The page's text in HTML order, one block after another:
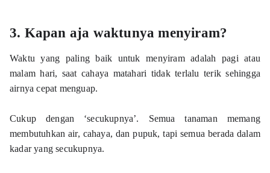
3. Kapan aja waktunya menyiram?
Waktu yang paling baik untuk menyiram adalah pagi atau
malam hari, saat cahaya matahari tidak terlalu terik sehingga
airnya cepat menguap.
Cukup dengan ‘secukupnya’. Semua tanaman memang
membutuhkan air, cahaya, dan pupuk, tapi semua berada dalam
kadar yang secukupnya.